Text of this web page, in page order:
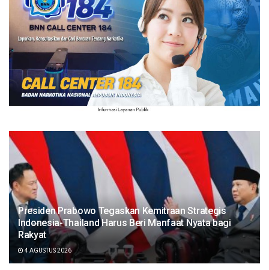
Presiden Prabowo Tegaskan Kemitraan Strategis
Indonesia-Thailand Harus Beri Manfaat Nyata bagi
Rakyat
4 AGUSTUS 2026